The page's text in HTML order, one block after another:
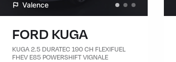
Valence
FORD KUGA
KUGA 2.5 DURATEC 190 CH FLEXIFUEL
FHEV E85 POWERSHIFT VIGNALE